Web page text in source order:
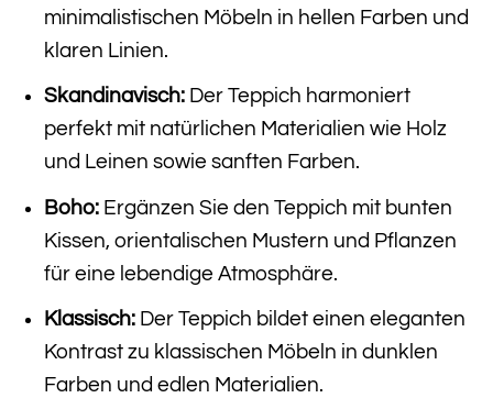
minimalistischen Möbeln in hellen Farben und
klaren Linien.
Skandinavisch:Der Teppich harmoniert
perfekt mit natürlichen Materialien wie Holz
und Leinen sowie sanften Farben.
Boho:Ergänzen Sie den Teppich mit bunten
Kissen, orientalischen Mustern und Pflanzen
für eine lebendige Atmosphäre.
Klassisch:Der Teppich bildet einen eleganten
Kontrast zu klassischen Möbeln in dunklen
Farben und edlen Materialien.